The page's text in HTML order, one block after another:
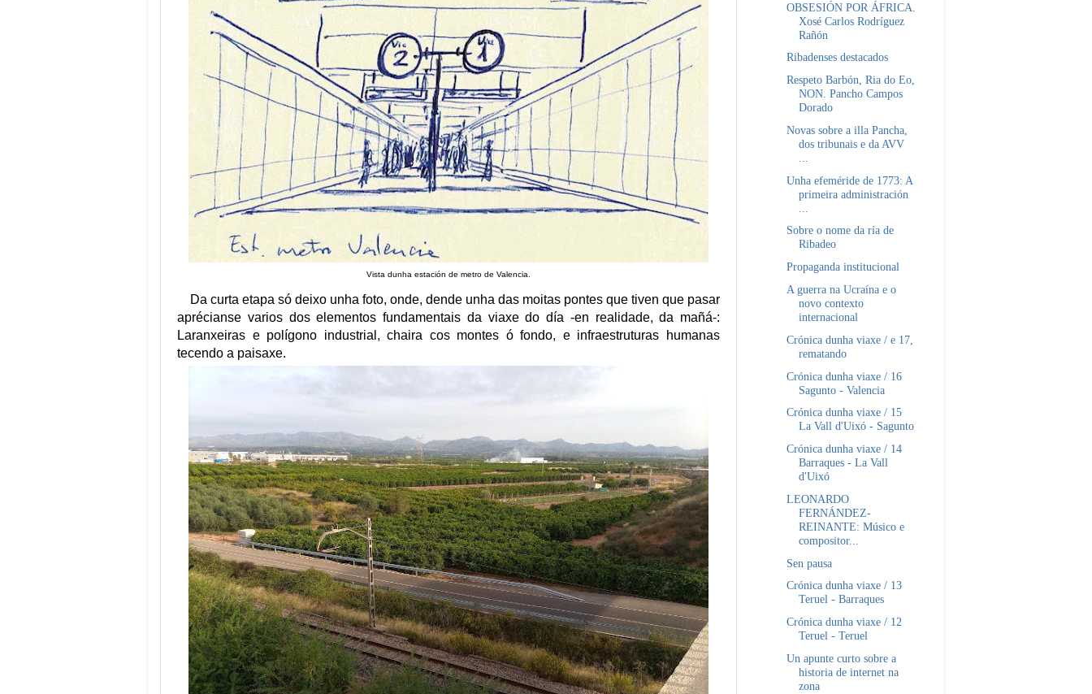
Vista dunha estación de metro de Valencia.
Da curta etapa só deixo unha foto, onde, dende unha das moitas pontes que tiven que pasar
aprécianse varios dos elementos fundamentais da viaxe do día -en realidade, da mañá-:
Laranxeiras e polígono industrial, chaira cos montes ó fondo, e infraestruturas humanas
tecendo a paisaxe.
OBSESIÓN POR ÁFRICA.
Xosé Carlos Rodríguez
Rañón
Ribadenses destacados
Respeto Barbón, Ria do Eo,
NON. Pancho Campos
Dorado
Novas sobre a illa Pancha,
dos tribunais e da AVV
Unha efeméride de 1773: A
primeira administración
Sobre o nome da ría de
Ribadeo
Propaganda institucional
A guerra na Ucraína e o
novo contexto
internacional
Crónica dunha viaxe / e 17,
rematando
Crónica dunha viaxe / 16
Sagunto - Valencia
Crónica dunha viaxe / 15
La Vall d'Uixó - Sagunto
Crónica dunha viaxe / 14
Barraques - La Vall
d'Uixó
LEONARDO
FERNÁNDEZ-
REINANTE: Músico e
compositor...
Sen pausa
Crónica dunha viaxe / 13
Teruel - Barraques
Crónica dunha viaxe / 12
Teruel - Teruel
Un apunte curto sobre a
historia de internet na
zona